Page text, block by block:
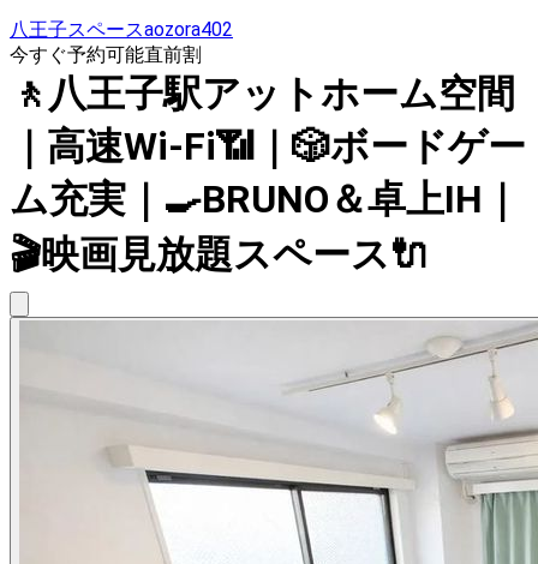
八王子スペースaozora402
今すぐ予約可能直前割
🚶八王子駅アットホーム空間
｜高速Wi-Fi📶｜🎲ボードゲー
ム充実｜🍳BRUNO＆卓上IH｜
🎬映画見放題スペース🔌